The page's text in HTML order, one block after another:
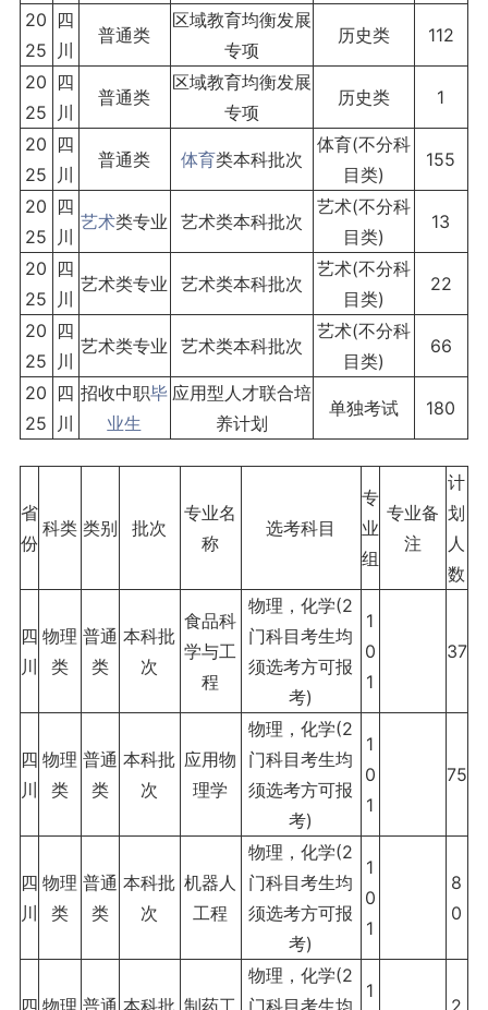
20
25
四
川
普通类
区域教育均衡发展
专项
历史类 112
20
25
四
川
普通类
区域教育均衡发展
专项
历史类 1
20
25
四
川
普通类 体育类本科批次
体育(不分科
目类)
155
20
25
四
川
艺术类专业 艺术类本科批次
艺术(不分科
目类)
13
20
25
四
川
艺术类专业 艺术类本科批次
艺术(不分科
目类)
22
20
25
四
川
艺术类专业 艺术类本科批次
艺术(不分科
目类)
66
20
25
四
川
招收中职毕
业生
应用型人才联合培
养计划
单独考试 180
省
份
科类 类别 批次
专业名
称
选考科目
专
业
组
专业备
注
计
划
人
数
四
川
物理
类
普通
类
本科批
次
食品科
学与工
程
物理，化学(2
门科目考生均
须选考方可报
考)
1
0
1
37
四
川
物理
类
普通
类
本科批
次
应用物
理学
物理，化学(2
门科目考生均
须选考方可报
考)
1
0
1
75
四
川
物理
类
普通
类
本科批
次
机器人
工程
物理，化学(2
门科目考生均
须选考方可报
考)
1
0
1
8
0
四 物理 普通 本科批 制药工
物理，化学(2
门科目考生均
1
2